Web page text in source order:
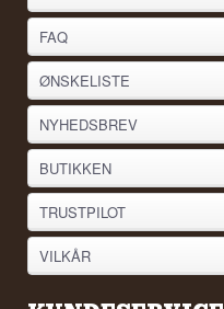
FAQ
ØNSKELISTE
NYHEDSBREV
BUTIKKEN
TRUSTPILOT
VILKÅR